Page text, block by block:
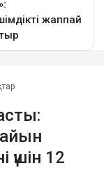
үшін 12